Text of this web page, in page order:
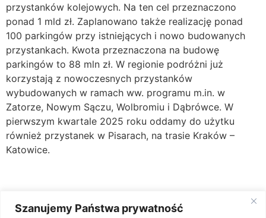
Szanujemy Państwa prywatność
przystanków kolejowych. Na ten cel przeznaczono
ponad 1 mld zł. Zaplanowano także realizację ponad
100 parkingów przy istniejących i nowo budowanych
przystankach. Kwota przeznaczona na budowę
parkingów to 88 mln zł. W regionie podróżni już
korzystają z nowoczesnych przystanków
wybudowanych w ramach ww. programu m.in. w
Zatorze, Nowym Sączu, Wolbromiu i Dąbrówce. W
pierwszym kwartale 2025 roku oddamy do użytku
również przystanek w Pisarach, na trasie Kraków –
Katowice.